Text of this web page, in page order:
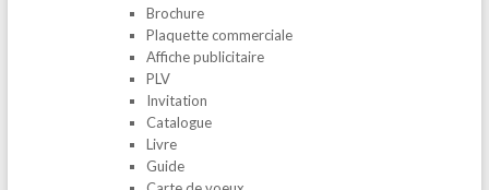
Brochure
Plaquette commerciale
Affiche publicitaire
PLV
Invitation
Catalogue
Livre
Guide